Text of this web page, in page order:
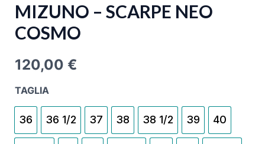
MIZUNO – SCARPE NEO
COSMO
120,00 €
TAGLIA
36 36 1/2 37 38 38 1/2 39 40